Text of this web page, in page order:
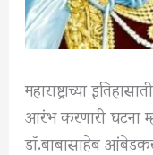
महाराष्ट्राच्या
आरंभ करणारी घटना
डॉ.बाबासाहेब